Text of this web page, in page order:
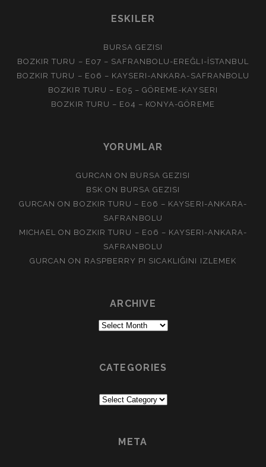
ESKILER
BURSA GEZISI
BOZKIR TURU – E07 – SAFRANBOLU-EREĞLI-İSTANBUL
BOZKIR TURU – E06 – KAYSERI-ANKARA-SAFRANBOLU
BOZKIR TURU – E05 – GÖREME-KAYSERI
BOZKIR TURU – E04 – KONYA-GÖREME
YORUMLAR
GURCAN ON BURSA GEZISI
BSK ON BURSA GEZISI
GURCAN ON BOZKIR TURU – E06 – KAYSERI-ANKARA-
SAFRANBOLU
MICHAEL
ON BOZKIR TURU – E06 – KAYSERI-ANKARA-
SAFRANBOLU
GURCAN ON RASPBERRY PI SICAKLIĞINI IZLEMEK
ARCHIVE
Archive
CATEGORIES
META